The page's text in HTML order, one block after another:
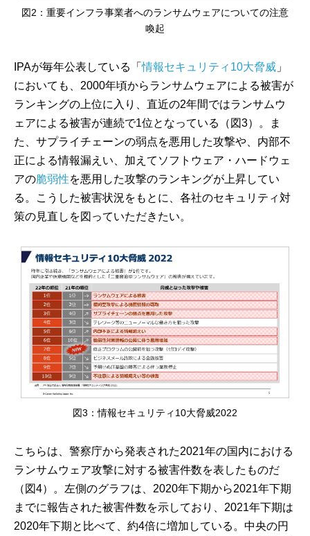
図2：重要インフラ事業者へのランサムウェアについての注意
喚起
IPAが毎年公表している「情報セキュリティ10大脅威 」
においても、2000年頃からランサムウェアによる被害が
ランキングの上位に入り、直近の2年間ではランサムウ
ェアによる被害が連続で1位となっている（図3）。ま
た、サプライチェーンの弱点を悪用した攻撃や、内部不
正による情報漏えい、加えてソフトウェア・ハードウェ
アの脆弱性を悪用した攻撃のランキングが上昇してい
る。こうした被害状況をもとに、各社のセキュリティ対
策の見直しを図っていただきたい。
図3：情報セキュリティ10大脅威2022
こちらは、警察庁から発表された2021年の国内における
ランサムウェア攻撃に対する被害件数を表したものだ
（図4）。左側のグラフは、2020年下期から2021年下期
までに報告された被害件数を示しており、2021年下期は
2020年下期と比べて、約4倍に増加している。中央の円